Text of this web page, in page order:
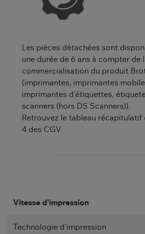
Les pièces détachées sont
une durée de 6 ans à compter de
commercialisation du produit
(imprimantes, imprimantes
imprimantes d'étiquettes,
scanners (hors DS Scanners)).
Retrouvez le tableau récapitulatif
4 des CGV
Vitesse d'impression
Technologie d'impression